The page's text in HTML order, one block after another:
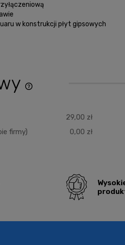
w konstrukcji płyt gipsowych
29,00 zł
firmy) 0,00 zł